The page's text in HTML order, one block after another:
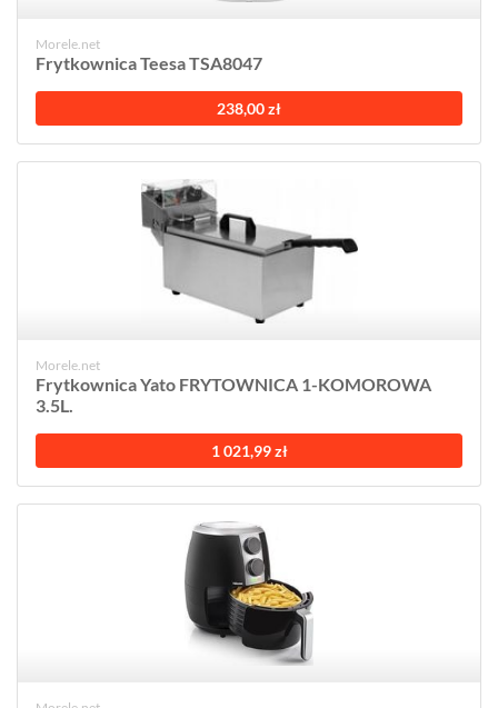
Morele.net
Frytkownica Teesa TSA8047
238,00 zł
Morele.net
Frytkownica Yato FRYTOWNICA 1-KOMOROWA
3.5L.
1 021,99 zł